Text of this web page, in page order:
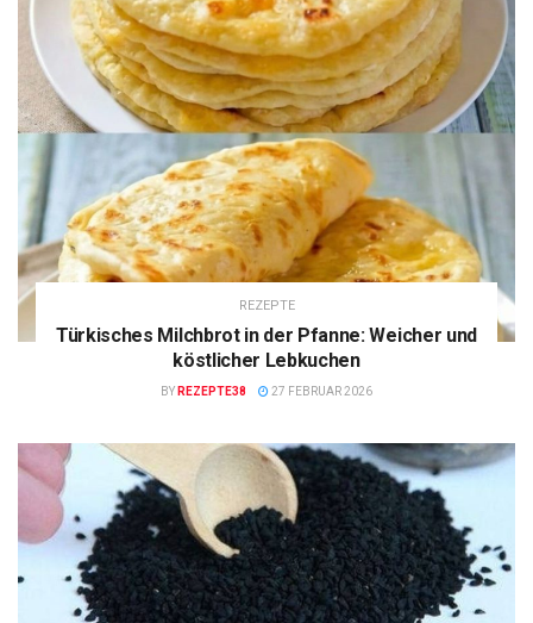
REZEPTE
Türkisches Milchbrot in der Pfanne: Weicher und
köstlicher Lebkuchen
BY REZEPTE38 27 FEBRUAR 2026